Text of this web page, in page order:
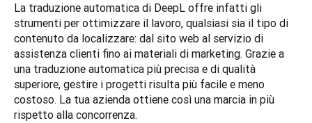
La traduzione automatica di DeepL offre infatti gli
strumenti per ottimizzare il lavoro, qualsiasi sia il tipo di
contenuto da localizzare: dal sito web al servizio di
assistenza clienti fino ai materiali di marketing. Grazie a
una traduzione automatica più precisa e di qualità
superiore, gestire i progetti risulta più facile e meno
costoso. La tua azienda ottiene così una marcia in più
rispetto alla concorrenza.